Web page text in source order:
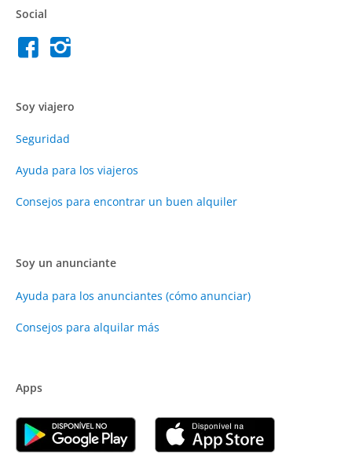
Social
Soy viajero
Seguridad
Ayuda para los viajeros
Consejos para encontrar un buen alquiler
Soy un anunciante
Ayuda para los anunciantes (cómo anunciar)
Consejos para alquilar más
Apps